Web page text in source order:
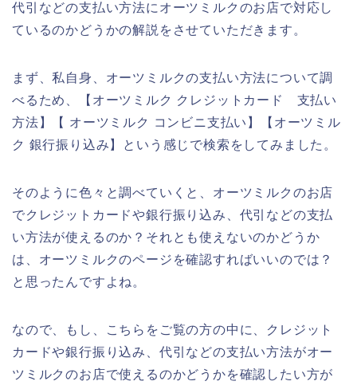
代引などの支払い方法にオーツミルクのお店で対応し
ているのかどうかの解説をさせていただきます。
まず、私自身、オーツミルクの支払い方法について調
べるため、【オーツミルク クレジットカード 支払い
方法】【 オーツミルク コンビニ支払い】【オーツミル
ク 銀行振り込み】という感じで検索をしてみました。
そのように色々と調べていくと、オーツミルクのお店
でクレジットカードや銀行振り込み、代引などの支払
い方法が使えるのか？それとも使えないのかどうか
は、オーツミルクのページを確認すればいいのでは？
と思ったんですよね。
なので、もし、こちらをご覧の方の中に、クレジット
カードや銀行振り込み、代引などの支払い方法がオー
ツミルクのお店で使えるのかどうかを確認したい方が